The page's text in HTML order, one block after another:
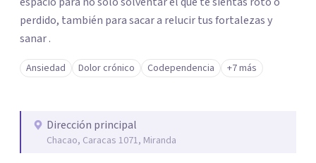
perdido, también para sacar a relucir tus fortalezas y
sanar .
Ansiedad Dolor crónico Codependencia +7 más
Dirección principal
Chacao, Caracas 1071, Miranda